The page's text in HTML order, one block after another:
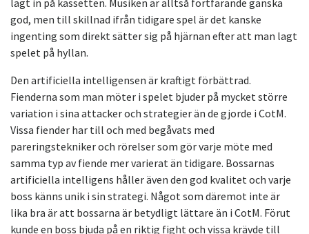
lagt in på kassetten. Musiken är alltså fortfarande ganska
god, men till skillnad ifrån tidigare spel är det kanske
ingenting som direkt sätter sig på hjärnan efter att man lagt
spelet på hyllan.
Den artificiella intelligensen är kraftigt förbättrad.
Fienderna som man möter i spelet bjuder på mycket större
variation i sina attacker och strategier än de gjorde i CotM.
Vissa fiender har till och med begåvats med
pareringstekniker och rörelser som gör varje möte med
samma typ av fiende mer varierat än tidigare. Bossarnas
artificiella intelligens håller även den god kvalitet och varje
boss känns unik i sin strategi. Något som däremot inte är
lika bra är att bossarna är betydligt lättare än i CotM. Förut
kunde en boss bjuda på en riktig fight och vissa krävde till